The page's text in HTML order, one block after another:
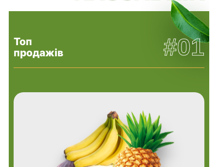
Топ
продажів
#01